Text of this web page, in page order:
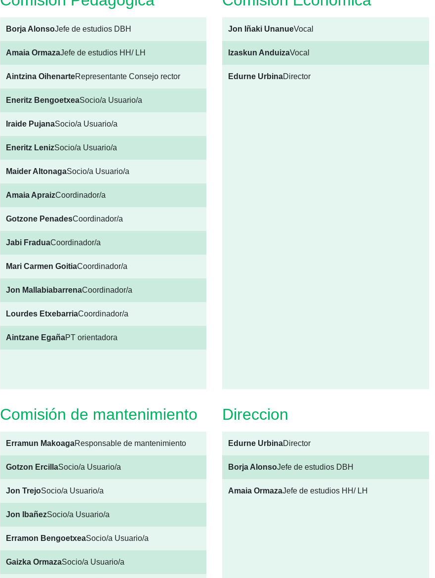
Borja AlonsoJefe de estudios DBH
Amaia OrmazaJefe de estudios HH/ LH
Aintzina OihenarteRepresentante Consejo rector
Eneritz BengoetxeaSocio/a Usuario/a
Iraide PujanaSocio/a Usuario/a
Eneritz LenizSocio/a Usuario/a
Maider AltonagaSocio/a Usuario/a
Amaia ApraizCoordinador/a
Gotzone PenadesCoordinador/a
Jabi FraduaCoordinador/a
Mari Carmen GoitiaCoordinador/a
Jon MallabiabarrenaCoordinador/a
Lourdes EtxebarriaCoordinador/a
Aintzane EgañaPT orientadora
Jon Iñaki UnanueVocal
Izaskun AnduizaVocal
Edurne UrbinaDirector
Comisión de mantenimiento
Erramun MakoagaResponsable de mantenimiento
Gotzon ErcillaSocio/a Usuario/a
Jon TrejoSocio/a Usuario/a
Jon IbañezSocio/a Usuario/a
Erramon BengoetxeaSocio/a Usuario/a
Gaizka OrmazaSocio/a Usuario/a
Direccion
Edurne UrbinaDirector
Borja AlonsoJefe de estudios DBH
Amaia OrmazaJefe de estudios HH/ LH